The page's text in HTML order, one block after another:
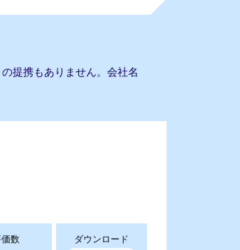
提携もありません。会社名
価数 ダウンロード